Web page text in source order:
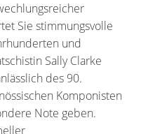
Sie stimmungsvolle
und
Sally Clarke
des 90.
Komponisten
Note geben.